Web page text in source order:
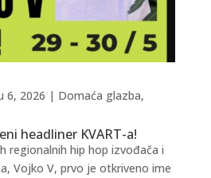
headliner KVART-a!
6, 2026 | Domaća glazba,
regionalnih hip hop izvođača i
Vojko V, prvo je otkriveno ime